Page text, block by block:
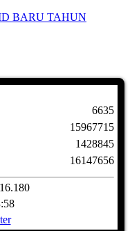
BARU TAHUN
6635
15967715
1428845
16147656